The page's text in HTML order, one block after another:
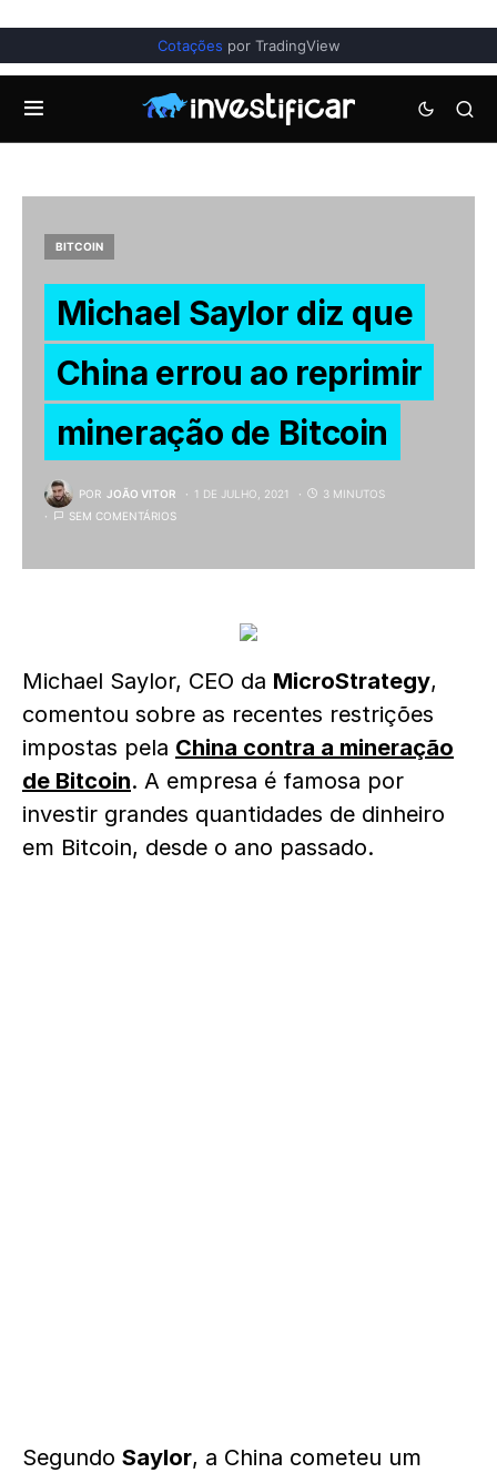
Cotações por TradingView
BITCOIN
Michael Saylor diz que
China errou ao reprimir
mineração de Bitcoin
POR JOÃO VITOR 1 DE JULHO, 2021
3 MINUTOS
SEM COMENTÁRIOS
Michael Saylor, CEO da MicroStrategy,
comentou sobre as recentes restrições
impostas pela China contra a mineração
de Bitcoin. A empresa é famosa por
investir grandes quantidades de dinheiro
em Bitcoin, desde o ano passado.
Segundo Saylor, a China cometeu um